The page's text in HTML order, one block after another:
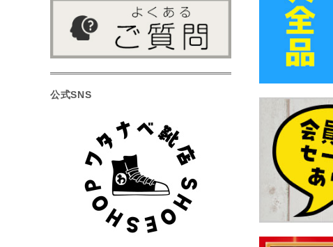
公式SNS